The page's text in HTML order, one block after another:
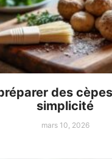
des
simplicité
mars 10, 2026